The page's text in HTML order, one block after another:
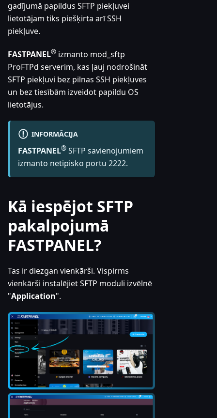
gadījumā papildus SFTP piekļuvei
lietotājam tiks piešķirta arī SSH
piekļuve.
FASTPANEL® izmanto mod_sftp
ProFTPd serverim, kas ļauj nodrošināt
SFTP piekļuvi bez pilnas SSH piekļuves
un bez tiesībām izveidot papildu OS
lietotājus.
INFORMĀCIJA
FASTPANEL® SFTP savienojumiem
izmanto netipisko portu 2222.
Kā iespējot SFTP
pakalpojumā
FASTPANEL?
Tas ir diezgan vienkārši. Vispirms
vienkārši instalējiet SFTP moduli izvēlnē
"Application".